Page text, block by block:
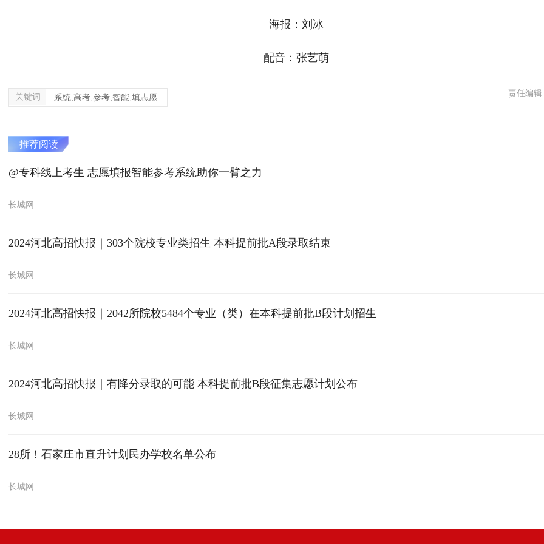
海报：刘冰
配音：张艺萌
关键词 系统,高考,参考,智能,填志愿 责任编
推荐阅读
@专科线上考生 志愿填报智能参考系统助你一臂之力
长城网
2024河北高招快报｜303个院校专业类招生 本科提前批A段录取结束
长城网
2024河北高招快报｜2042所院校5484个专业（类）在本科提前批B段计划招生
长城网
2024河北高招快报｜有降分录取的可能 本科提前批B段征集志愿计划公布
长城网
28所！石家庄市直升计划民办学校名单公布
长城网